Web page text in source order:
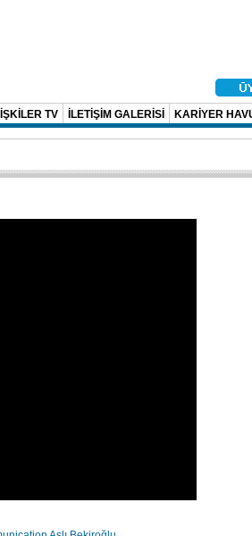
TV İLETİŞİM GALERİSİ KARİYER